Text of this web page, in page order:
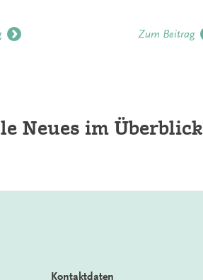
Zum Beitrag
Neues im Überblick
Kontaktdaten